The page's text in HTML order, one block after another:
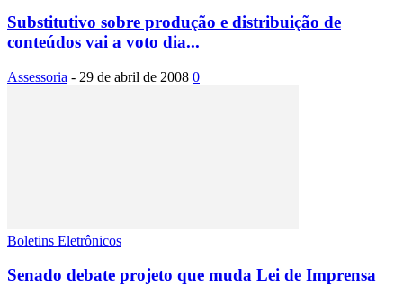
Substitutivo sobre produção e distribuição de
conteúdos vai a voto dia...
Assessoria - 29 de abril de 2008 0
Boletins Eletrônicos
Senado debate projeto que muda Lei de Imprensa